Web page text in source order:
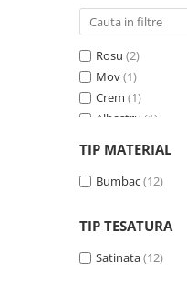
11 Piese, Cuvertura Inclusa
Lenjerii Damasc Egiptean
Lenjerii De Pat, Finet
Lenjerii De Pat Damasc 1
Lenjerii De Pat, Imprimeu
Rosu (2)
Mov(1)
Crem (1)
Albastru (1)
Gri(1)
Maro(1)
Galben(1)
Negru(1)
TIP MATERIAL
Bumbac(12)
TIP TESATURA
Satinata(12)